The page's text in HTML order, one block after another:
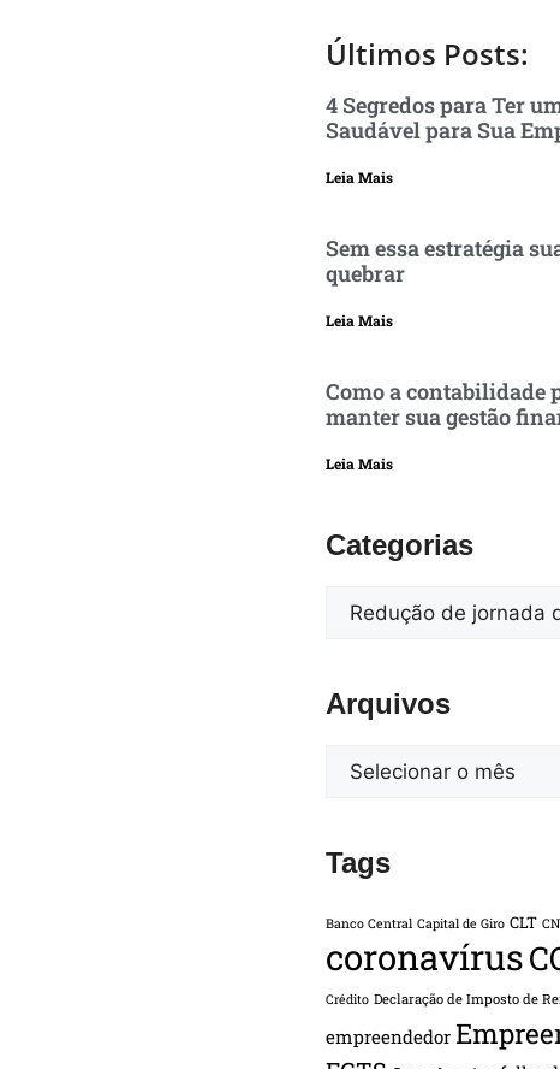
Últimos Posts:
4 Segredos para Ter
Saudável para Sua
Leia Mais
Sem essa estratégia
quebrar
Leia Mais
Como a contabilidade
manter sua gestão
Leia Mais
Categorias
Arquivos
Tags
Banco Central Capital de Giro CLT
coronavírus
Crédito Declaração de Imposto de
empreendedor